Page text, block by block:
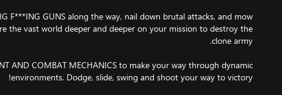
F***ING GUNS along the way, nail down brutal attacks, and mow
the vast world deeper and deeper on your mission to destroy the
AND COMBAT MECHANICS to make your way through dynamic
environments. Dodge, slide, swing and shoot your way to victory!